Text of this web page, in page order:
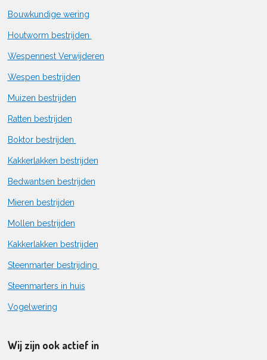
Bouwkundige wering
Houtworm bestrijden
Wespennest Verwijderen
Wespen bestrijden
Muizen bestrijden
Ratten bestrijden
Boktor bestrijden
Kakkerlakken bestrijden
Bedwantsen bestrijden
Mieren bestrijden
Mollen bestrijden
Kakkerlakken bestrijden
Steenmarter bestrijding
Steenmarters in huis
Vogelwering
Wij zijn ook actief in